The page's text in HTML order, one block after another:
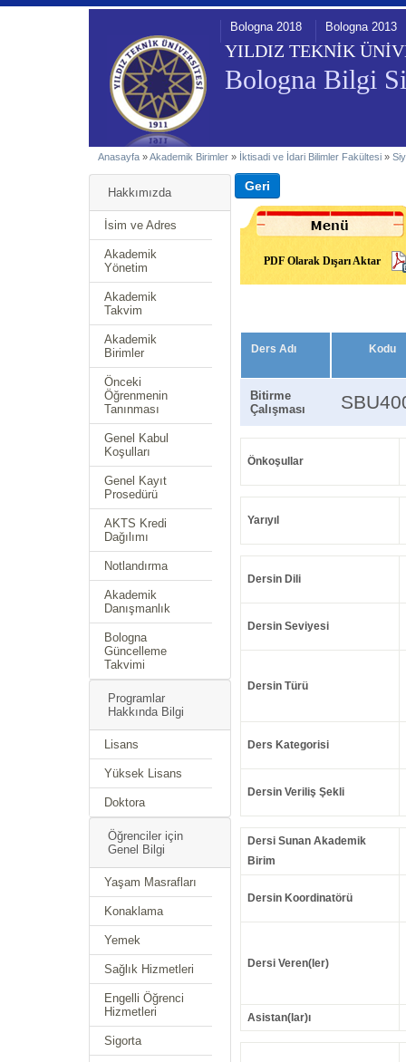
YILDIZ TEKNİK
Bologna Bilgi
Bologna 2018 Bologna 2013
Anasayfa »Akademik Birimler » İktisadi ve İdari Bilimler Fakültesi »
Hakkımızda
İsim ve Adres
Akademik
Yönetim
Akademik
Takvim
Akademik
Birimler
Önceki
Öğrenmenin
Tanınması
Genel Kabul
Koşulları
Genel Kayıt
Prosedürü
AKTS Kredi
Dağılımı
Notlandırma
Akademik
Danışmanlık
Bologna
Güncelleme
Takvimi
Programlar
Hakkında Bilgi
Lisans
Yüksek Lisans
Doktora
Öğrenciler için
Genel Bilgi
Yaşam Masrafları
Konaklama
Yemek
Sağlık Hizmetleri
Engelli Öğrenci
Hizmetleri
Sigorta
PDF Olarak Dışarı Aktar
Ders Adı Kodu
Bitirme
Çalışması
Önkoşullar
Yarıyıl
Dersin Dili
Dersin Seviyesi
Dersin Türü
Ders Kategorisi
Dersin Veriliş Şekli
Dersi Sunan Akademik
Birim
Dersin Koordinatörü
Dersi Veren(ler)
Asistan(lar)ı